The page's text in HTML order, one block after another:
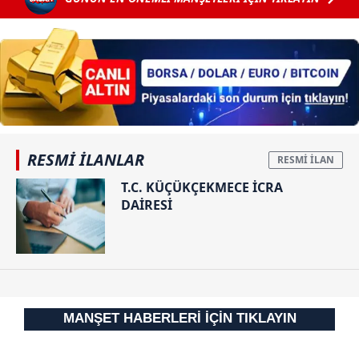
RESMİ İLANLAR
T.C. KÜÇÜKÇEKMECE İCRA
DAİRESİ
MANŞET HABERLERİ İÇİN TIKLAYIN